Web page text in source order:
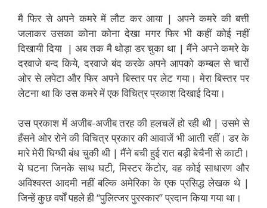
मै फिर से अपने कमरे में लौट कर आया | अपने कमरे की बत्ती
जलाकर उसका कोना कोना देखा मगर फिर भी कहीं कोई नहीं
दिखायी दिया | अब तक मै थोड़ा डर चुका था | मैंने अपने कमरे के
दरवाजे बन्द किये, दरवाजे बंद करके अपने आपको कम्बल से चारों
ओर से लपेटा और फिर अपने बिस्तर पर लेट गया। मेरा बिस्तर पर
लेटना था कि उस कमरे में एक विचित्र प्रकाश दिखाई दिया।
उस प्रकाश में अजीब-अजीब तरह की हलचलें हो रही थी | उसमे से
हँसने ओर रोने की विचित्र प्रकार की आवाजें भी आती रहीं। डर के
मारे मेरी घिग्घी बंध चुकी थी | मैंने बची हुई रात बड़ी बेचैनी से काटी।
ये घटना जिनके साथ घटी, मिस्टर केंटोर, वह कोई साधारण और
अविश्वस्त आदमी नहीं बल्कि अमेरिका के एक प्रसिद्ध लेखक थे |
जिन्हें कुछ वर्षों पहले ही “पुलित्जर पुरस्कार” प्रदान किया गया था।